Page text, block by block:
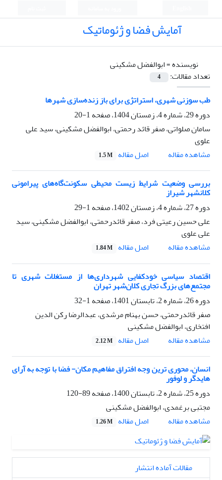
آمایش فضا و ژئوماتیک
نویسنده =ابوالفضل مشکینی
تعداد مقالات:
4
طب سوزنی شهری، استراتژی برای باز زنده‌سازی شهرها
دوره 29، شماره 4، زمستان 1404، صفحه
1-20
سامان صلواتی، صفر قائد رحمتی، ابوالفضل مشکینی، سید علی
علوی
مشاهده مقاله
اصل مقاله 1.5 M
بررسی وضعیت شرایط زیست محیطی سکونت‌گاه‌های پیرامونی
کلانشهر شیراز
دوره 27، شماره 4، زمستان 1402، صفحه
1-29
علی حسین رعیتی فرد، صفر قائدرحمتی، ابوالفضل مشکینی، سید
علی علوی
مشاهده مقاله
اصل مقاله 1.84 M
اقتصاد سیاسی خودکفایی شهرداری‌ها از مستغلات شهری تا
مجتمع‌های بزرگ تجاری کلان‌شهر تهران
دوره 26، شماره 2، تابستان 1401، صفحه
1-32
صفر قائدرحمتی، حسن بهنام مرشدی، عبدالرضا رکن الدین
افتخاری، ابوالفضل مشکینی
مشاهده مقاله
اصل مقاله 2.12 M
انسان، محوری ترین وجه افتراق مفاهیم مکان- فضا با توجه به آرای
هایدگر و لوفور
دوره 25، شماره 2، تابستان 1400، صفحه
89-120
مجتبی برغمدی، ابوالفضل مشکینی
مشاهده مقاله
اصل مقاله 1.26 M
مقالات آماده انتشار